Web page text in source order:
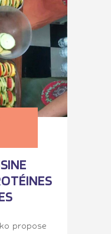
propose